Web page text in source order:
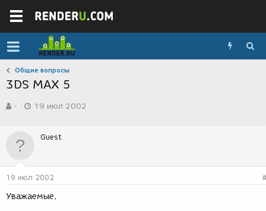
Общие вопросы
3DS MAX 5
в
р
м
-
а
д
н
19 июл 2002
Guest
19 июл 2002
Уважаемые,